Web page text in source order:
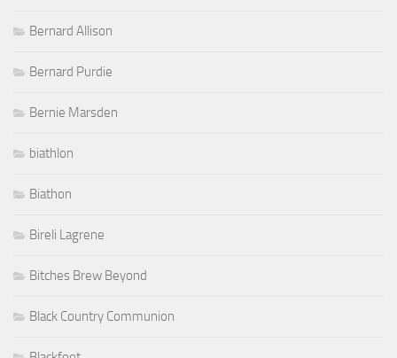
Bernard Allison
Bernard Purdie
Bernie Marsden
biathlon
Biathon
Bireli Lagrene
Bitches Brew Beyond
Black Country Communion